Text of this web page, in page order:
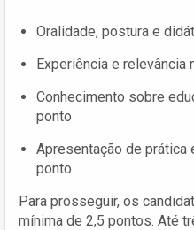
Oralidade, postura e
Experiência e relevância
Conhecimento sobre
ponto
Apresentação de prática
ponto
Para prosseguir, os
mínima de 2,5 pontos. Até